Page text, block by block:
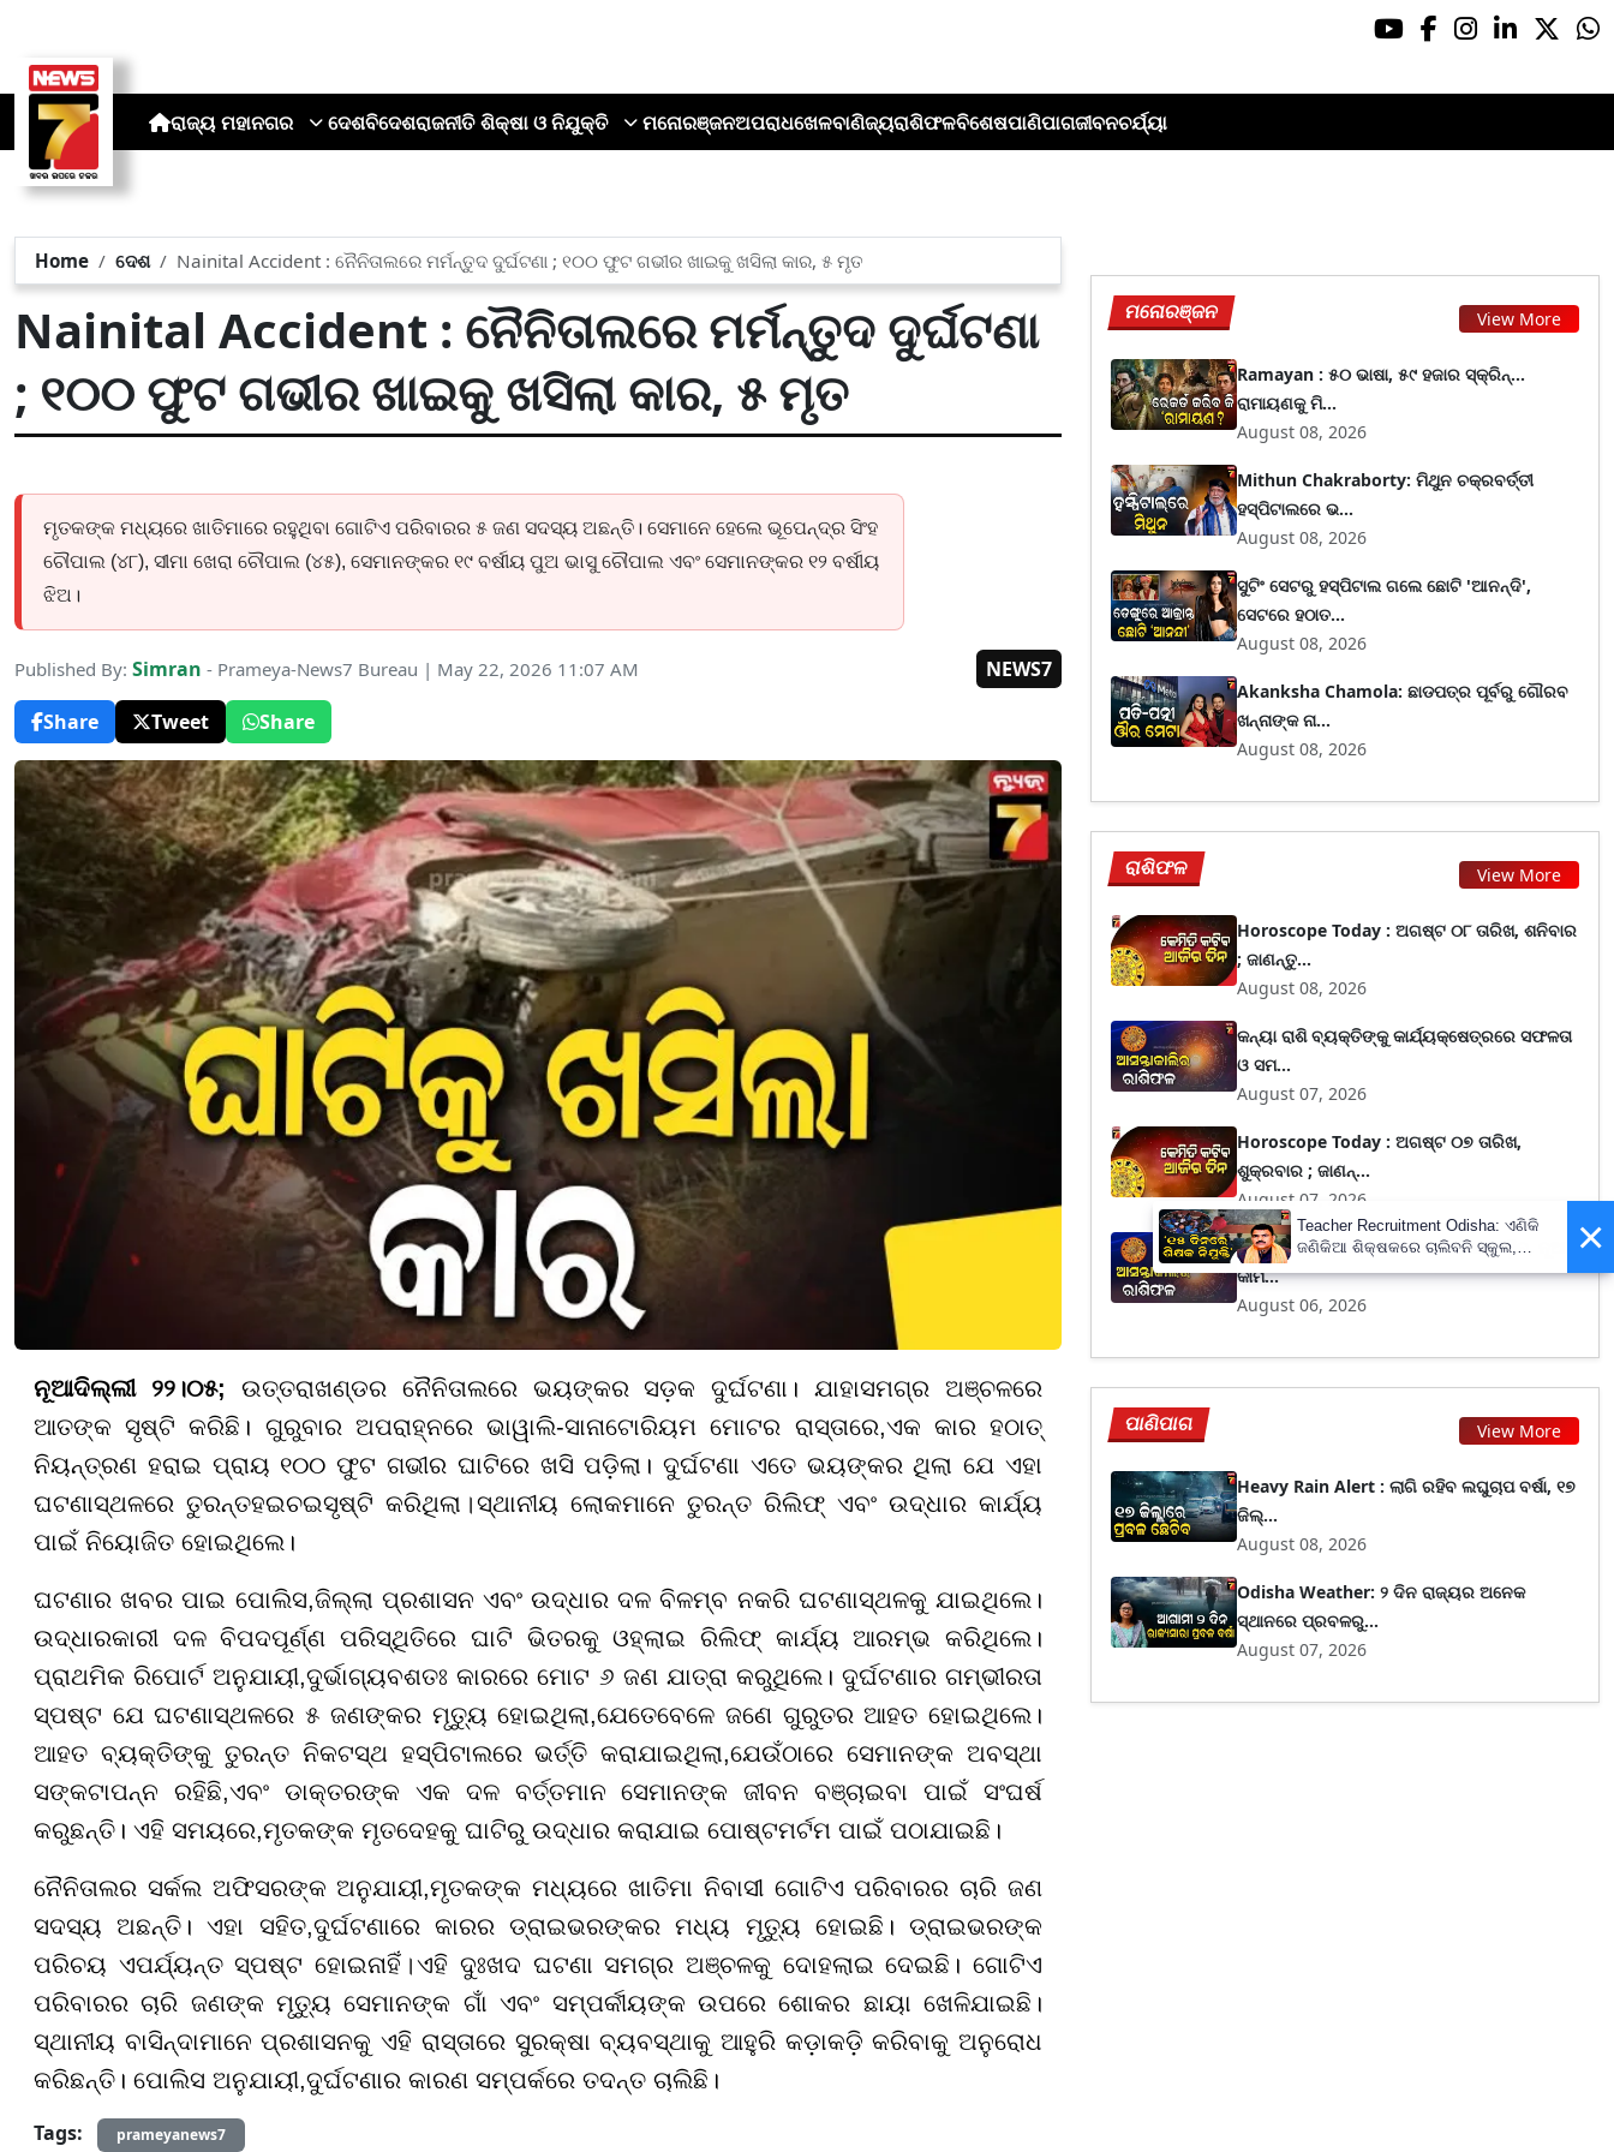
ରାଜ୍ୟ ମହାନଗର ଦେଶବିଦେଶରାଜନୀତି ଶିକ୍ଷା ଓ ନିଯୁକ୍ତି ମନୋରଞ୍ଜନଅପରାଧଖେଳବାଣିଜ୍ୟରାଶିଫଳବିଶେଷପାଣିପାଗଜୀବନଚର୍ଯ୍ୟା
Home ଦେଶ Nainital Accident : ନୈନିତାଲରେ ମର୍ମନ୍ତୁଦ ଦୁର୍ଘଟଣା ; ୧୦୦ ଫୁଟ ଗଭୀର ଖାଇକୁ ଖସିଲା କାର, ୫ ମୃତ
Nainital Accident : ନୈନିତାଲରେ ମର୍ମନ୍ତୁଦ ଦୁର୍ଘଟଣା
; ୧୦୦ ଫୁଟ ଗଭୀର ଖାଇକୁ ଖସିଲା କାର, ୫ ମୃତ
ମୃତକଙ୍କ ମଧ୍ୟରେ ଖାତିମାରେ ରହୁଥିବା ଗୋଟିଏ ପରିବାରର ୫ ଜଣ ସଦସ୍ୟ ଅଛନ୍ତି। ସେମାନେ ହେଲେ ଭୂପେନ୍ଦ୍ର ସିଂହ
ଚୌପାଲ (୪୮), ସୀମା ଖେରା ଚୌପାଲ (୪୫), ସେମାନଙ୍କର ୧୯ ବର୍ଷୀୟ ପୁଅ ଭାସୁ ଚୌପାଲ ଏବଂ ସେମାନଙ୍କର ୧୨ ବର୍ଷୀୟ
ଝିଅ।
Published By: Simran - Prameya-News7 Bureau | May 22, 2026 11:07 AM
NEWS7
Share
Tweet Share
ନୂଆଦିଲ୍ଲୀ ୨୨।୦୫; ଉତ୍ତରାଖଣ୍ଡର ନୈନିତାଲରେ ଭୟଙ୍କର ସଡ଼କ ଦୁର୍ଘଟଣା । ଯାହାସମଗ୍ର ଅଞ୍ଚଳରେ
ଆତଙ୍କ ସୃଷ୍ଟି କରିଛି। ଗୁରୁବାର ଅପରାହ୍ନରେ ଭାୱାଲି-ସାନାଟୋରିୟମ ମୋଟର ରାସ୍ତାରେ,ଏକ କାର ହଠାତ୍
ନିୟନ୍ତ୍ରଣ ହରାଇ ପ୍ରାୟ ୧୦୦ ଫୁଟ ଗଭୀର ଘାଟିରେ ଖସି ପଡ଼ିଲା। ଦୁର୍ଘଟଣା ଏତେ ଭୟଙ୍କର ଥିଲା ଯେ ଏହା
ଘଟଣାସ୍ଥଳରେ ତୁରନ୍ତହଇଚଇସୃଷ୍ଟି କରିଥିଲା ।ସ୍ଥାନୀୟ ଲୋକମାନେ ତୁରନ୍ତ ରିଲିଫ୍ ଏବଂ ଉଦ୍ଧାର କାର୍ଯ୍ୟ
ପାଇଁ ନିୟୋଜିତ ହୋଇଥିଲେ।
ଘଟଣାର ଖବର ପାଇ ପୋଲିସ,ଜିଲ୍ଲା ପ୍ରଶାସନ ଏବଂ ଉଦ୍ଧାର ଦଳ ବିଳମ୍ବ ନକରି ଘଟଣାସ୍ଥଳକୁ ଯାଇଥିଲେ।
ଉଦ୍ଧାରକାରୀ ଦଳ ବିପଦପୂର୍ଣ୍ଣ ପରିସ୍ଥିତିରେ ଘାଟି ଭିତରକୁ ଓହ୍ଲାଇ ରିଲିଫ୍ କାର୍ଯ୍ୟ ଆରମ୍ଭ କରିଥିଲେ।
ପ୍ରାଥମିକ ରିପୋର୍ଟ ଅନୁଯାୟୀ,ଦୁର୍ଭାଗ୍ୟବଶତଃ କାରରେ ମୋଟ ୬ ଜଣ ଯାତ୍ରା କରୁଥିଲେ। ଦୁର୍ଘଟଣାର ଗମ୍ଭୀରତା
ସ୍ପଷ୍ଟ ଯେ ଘଟଣାସ୍ଥଳରେ ୫ ଜଣଙ୍କର ମୃତ୍ୟୁ ହୋଇଥିଲା,ଯେତେବେଳେ ଜଣେ ଗୁରୁତର ଆହତ ହୋଇଥିଲେ।
ଆହତ ବ୍ୟକ୍ତିଙ୍କୁ ତୁରନ୍ତ ନିକଟସ୍ଥ ହସ୍ପିଟାଲରେ ଭର୍ତ୍ତି କରାଯାଇଥିଲା,ଯେଉଁଠାରେ ସେମାନଙ୍କ ଅବସ୍ଥା
ସଙ୍କଟାପନ୍ନ ରହିଛି,ଏବଂ ଡାକ୍ତରଙ୍କ ଏକ ଦଳ ବର୍ତ୍ତମାନ ସେମାନଙ୍କ ଜୀବନ ବଞ୍ଚାଇବା ପାଇଁ ସଂଘର୍ଷ
କରୁଛନ୍ତି। ଏହି ସମୟରେ,ମୃତକଙ୍କ ମୃତଦେହକୁ ଘାଟିରୁ ଉଦ୍ଧାର କରାଯାଇ ପୋଷ୍ଟମର୍ଟମ ପାଇଁ ପଠାଯାଇଛି।
ନୈନିତାଲର ସର୍କଲ ଅଫିସରଙ୍କ ଅନୁଯାୟୀ,ମୃତକଙ୍କ ମଧ୍ୟରେ ଖାତିମା ନିବାସୀ ଗୋଟିଏ ପରିବାରର ଚାରି ଜଣ
ସଦସ୍ୟ ଅଛନ୍ତି। ଏହା ସହିତ,ଦୁର୍ଘଟଣାରେ କାରର ଡ୍ରାଇଭରଙ୍କର ମଧ୍ୟ ମୃତ୍ୟୁ ହୋଇଛି। ଡ୍ରାଇଭରଙ୍କ
ପରିଚୟ ଏପର୍ଯ୍ୟନ୍ତ ସ୍ପଷ୍ଟ ହୋଇନାହିଁ ।ଏହି ଦୁଃଖଦ ଘଟଣା ସମଗ୍ର ଅଞ୍ଚଳକୁ ଦୋହଲାଇ ଦେଇଛି। ଗୋଟିଏ
ପରିବାରର ଚାରି ଜଣଙ୍କ ମୃତ୍ୟୁ ସେମାନଙ୍କ ଗାଁ ଏବଂ ସମ୍ପର୍କୀୟଙ୍କ ଉପରେ ଶୋକର ଛାୟା ଖେଳିଯାଇଛି।
ସ୍ଥାନୀୟ ବାସିନ୍ଦାମାନେ ପ୍ରଶାସନକୁ ଏହି ରାସ୍ତାରେ ସୁରକ୍ଷା ବ୍ୟବସ୍ଥାକୁ ଆହୁରି କଡ଼ାକଡ଼ି କରିବାକୁ ଅନୁରୋଧ
କରିଛନ୍ତି । ପୋଲିସ ଅନୁଯାୟୀ,ଦୁର୍ଘଟଣାର କାରଣ ସମ୍ପର୍କରେ ତଦନ୍ତ ଚାଲିଛି।
Tags:
prameyanews7
ମନୋରଞ୍ଜନ View More
Ramayan : ୫୦ ଭାଷା, ୫୯ ହଜାର ସ୍କ୍ରିନ୍...
ରାମାୟଣକୁ ମି...
August 08, 2026
Mithun Chakraborty: ମିଥୁନ ଚକ୍ରବର୍ତ୍ତୀ
ହସ୍ପିଟାଲରେ ଭ...
August 08, 2026
ସୁଟିଂ ସେଟରୁ ହସ୍ପିଟାଲ ଗଲେ ଛୋଟି 'ଆନନ୍ଦି',
ସେଟରେ ହଠାତ...
August 08, 2026
Akanksha Chamola: ଛାଡପତ୍ର ପୂର୍ବରୁ ଗୌରବ
ଖନ୍ନାଙ୍କ ନା...
August 08, 2026
ରାଶିଫଳ View More
Horoscope Today : ଅଗଷ୍ଟ ୦୮ ତାରିଖ, ଶନିବାର
; ଜାଣନ୍ତୁ...
August 08, 2026
କନ୍ୟା ରାଶି ବ୍ୟକ୍ତିଙ୍କୁ କାର୍ଯ୍ୟକ୍ଷେତ୍ରରେ ସଫଳତା
ଓ ସମ...
August 07, 2026
Horoscope Today : ଅଗଷ୍ଟ ୦୭ ତାରିଖ,
ଶୁକ୍ରବାର ; ଜାଣନ୍...
August 07, 2026
ସିଂହ ରାଶି ବ୍ୟକ୍ତିଙ୍କ ସାମାଜିକ ସମ୍ମାନ ବଢ଼ିବ, ନୂଆ
କାମ...
August 06, 2026
ପାଣିପାଗ View More
Heavy Rain Alert : ଲାଗି ରହିବ ଲଘୁଚାପ ବର୍ଷା, ୧୭
ଜିଲ୍...
August 08, 2026
Odisha Weather: ୨ ଦିନ ରାଜ୍ୟର ଅନେକ
ସ୍ଥାନରେ ପ୍ରବଳରୁ...
August 07, 2026
×
Teacher Recruitment Odisha: ଏଣିକି
ଜଣିକିଆ ଶିକ୍ଷକରେ ଚାଲିବନି ସ୍କୁଲ,